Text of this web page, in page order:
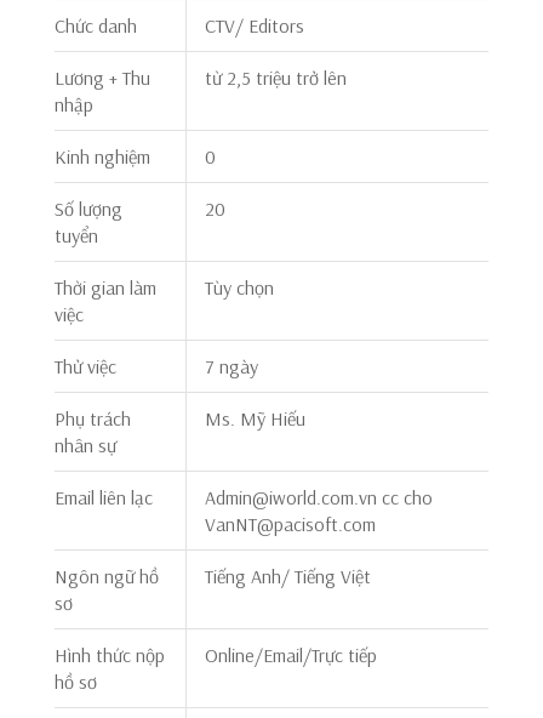
Chức danh CTV/ Editors
Lương + Thu
nhập
từ 2,5 triệu trở lên
Kinh nghiệm 0
Số lượng
tuyển
20
Thời gian làm
việc
Tùy chọn
Thử việc 7 ngày
Phụ trách
nhân sự
Ms. Mỹ Hiếu
Email liên lạc
Admin@iworld.com.vn cc cho
VanNT@pacisoft.com
Ngôn ngữ hồ
sơ
Tiếng Anh/ Tiếng Việt
Hình thức nộp
hồ sơ
Online/Email/Trực tiếp